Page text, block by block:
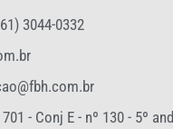
3044-0332
701 - Conj E - nº 130 - 5º